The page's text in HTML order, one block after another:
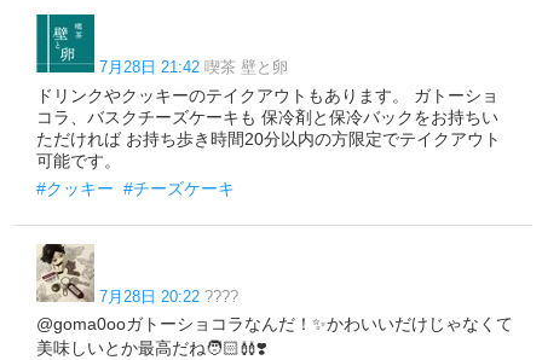
7月28日 21:42 喫茶 壁と卵
ドリンクやクッキーのテイクアウトもあります。 ガトーショ
コラ、バスクチーズケーキも 保冷剤と保冷バックをお持ちい
ただければ お持ち歩き時間20分以内の方限定でテイクアウト
可能です。
#クッキー #チーズケーキ
7月28日 20:22 ????
@goma0ooガトーショコラなんだ！✨かわいいだけじゃなくて
美味しいとか最高だね🧑🏻‍🩰❣️